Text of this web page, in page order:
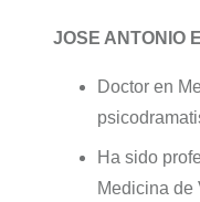
JOSE ANTONIO
Doctor en
Ha sido
Medicina de